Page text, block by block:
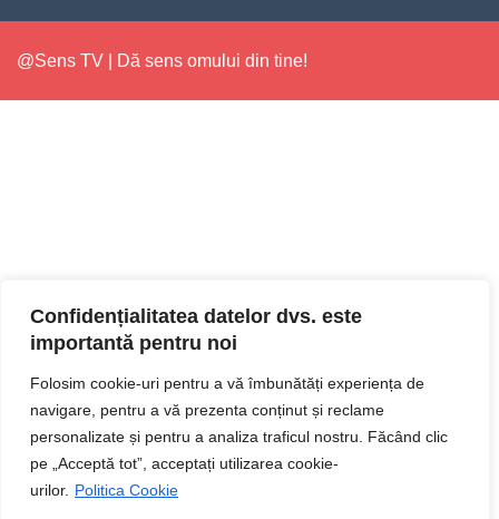
Confidențialitatea datelor dvs. este
importantă pentru noi
Folosim cookie-uri pentru a vă îmbunătăți experiența de
navigare, pentru a vă prezenta conținut și reclame
personalizate și pentru a analiza traficul nostru. Făcând clic
pe „Acceptă tot”, acceptați utilizarea cookie-
urilor. Politica Cookie
@Sens TV | Dă sens omului din tine!